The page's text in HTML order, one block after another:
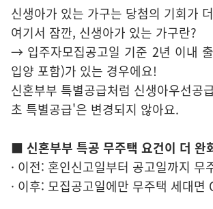
신생아가 있는 가구는 당첨의 기회가
여기서 잠깐, 신생아가 있는 가구란?
→ 입주자모집공고일 기준 2년 이내
입양 포함)가 있는 경우에요!
신혼부부 특별공급처럼 신생아우선공
초 특별공급'은 변경되지 않아요.
■ 신혼부부 특공 무주택 요건이 더 완
· 이전: 혼인신고일부터 공고일까지 무
· 이후: 모집공고일에만 무주택 세대면